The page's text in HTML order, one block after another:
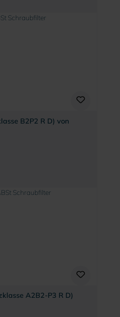
B2P2 R D) von
A2B2-P3 R D)